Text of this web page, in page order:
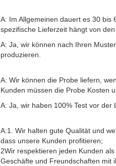
A: Im Allgemeinen dauert es 30 bis
spezifische Lieferzeit hängt von
A: Ja, wir können nach Ihren
produzieren.
A: Wir können die Probe liefern,
Kunden müssen die Probe Kosten
A: Ja, wir haben 100% Test vor der
A:1. Wir halten gute Qualität und
dass unsere Kunden profitieren;
2Wir respektieren jeden Kunden
Geschäfte und Freundschaften mit